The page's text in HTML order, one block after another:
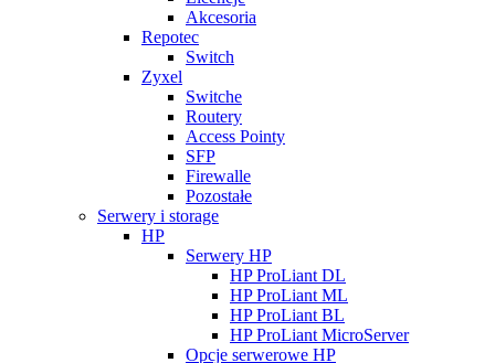
Akcesoria
Repotec
Switch
Zyxel
Switche
Routery
Access Pointy
SFP
Firewalle
Pozostałe
Serwery i storage
HP
Serwery HP
HP ProLiant DL
HP ProLiant ML
HP ProLiant BL
HP ProLiant MicroServer
Opcje serwerowe HP